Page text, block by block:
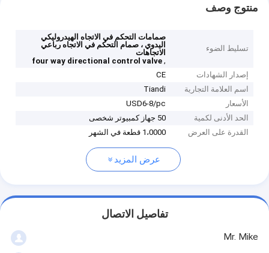
منتوج وصف
تسليط الضوء
صمامات التحكم في الاتجاه الهيدروليكي
اليدوي ، صمام التحكم في الاتجاه رباعي
الاتجاهات
,
four way directional control valve
إصدار الشهادات
CE
اسم العلامة التجارية
Tiandi
الأسعار
USD6-8/pc
الحد الأدنى لكمية
50 جهاز كمبيوتر شخصى
القدرة على العرض
1،0000 قطعة في الشهر
عرض المزيد
تفاصيل الاتصال
Mr. Mike